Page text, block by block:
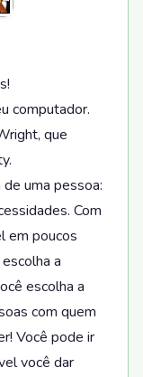
computador.
que
uma pessoa:
Com
em poucos
a
escolha a
com quem
Você pode ir
você dar